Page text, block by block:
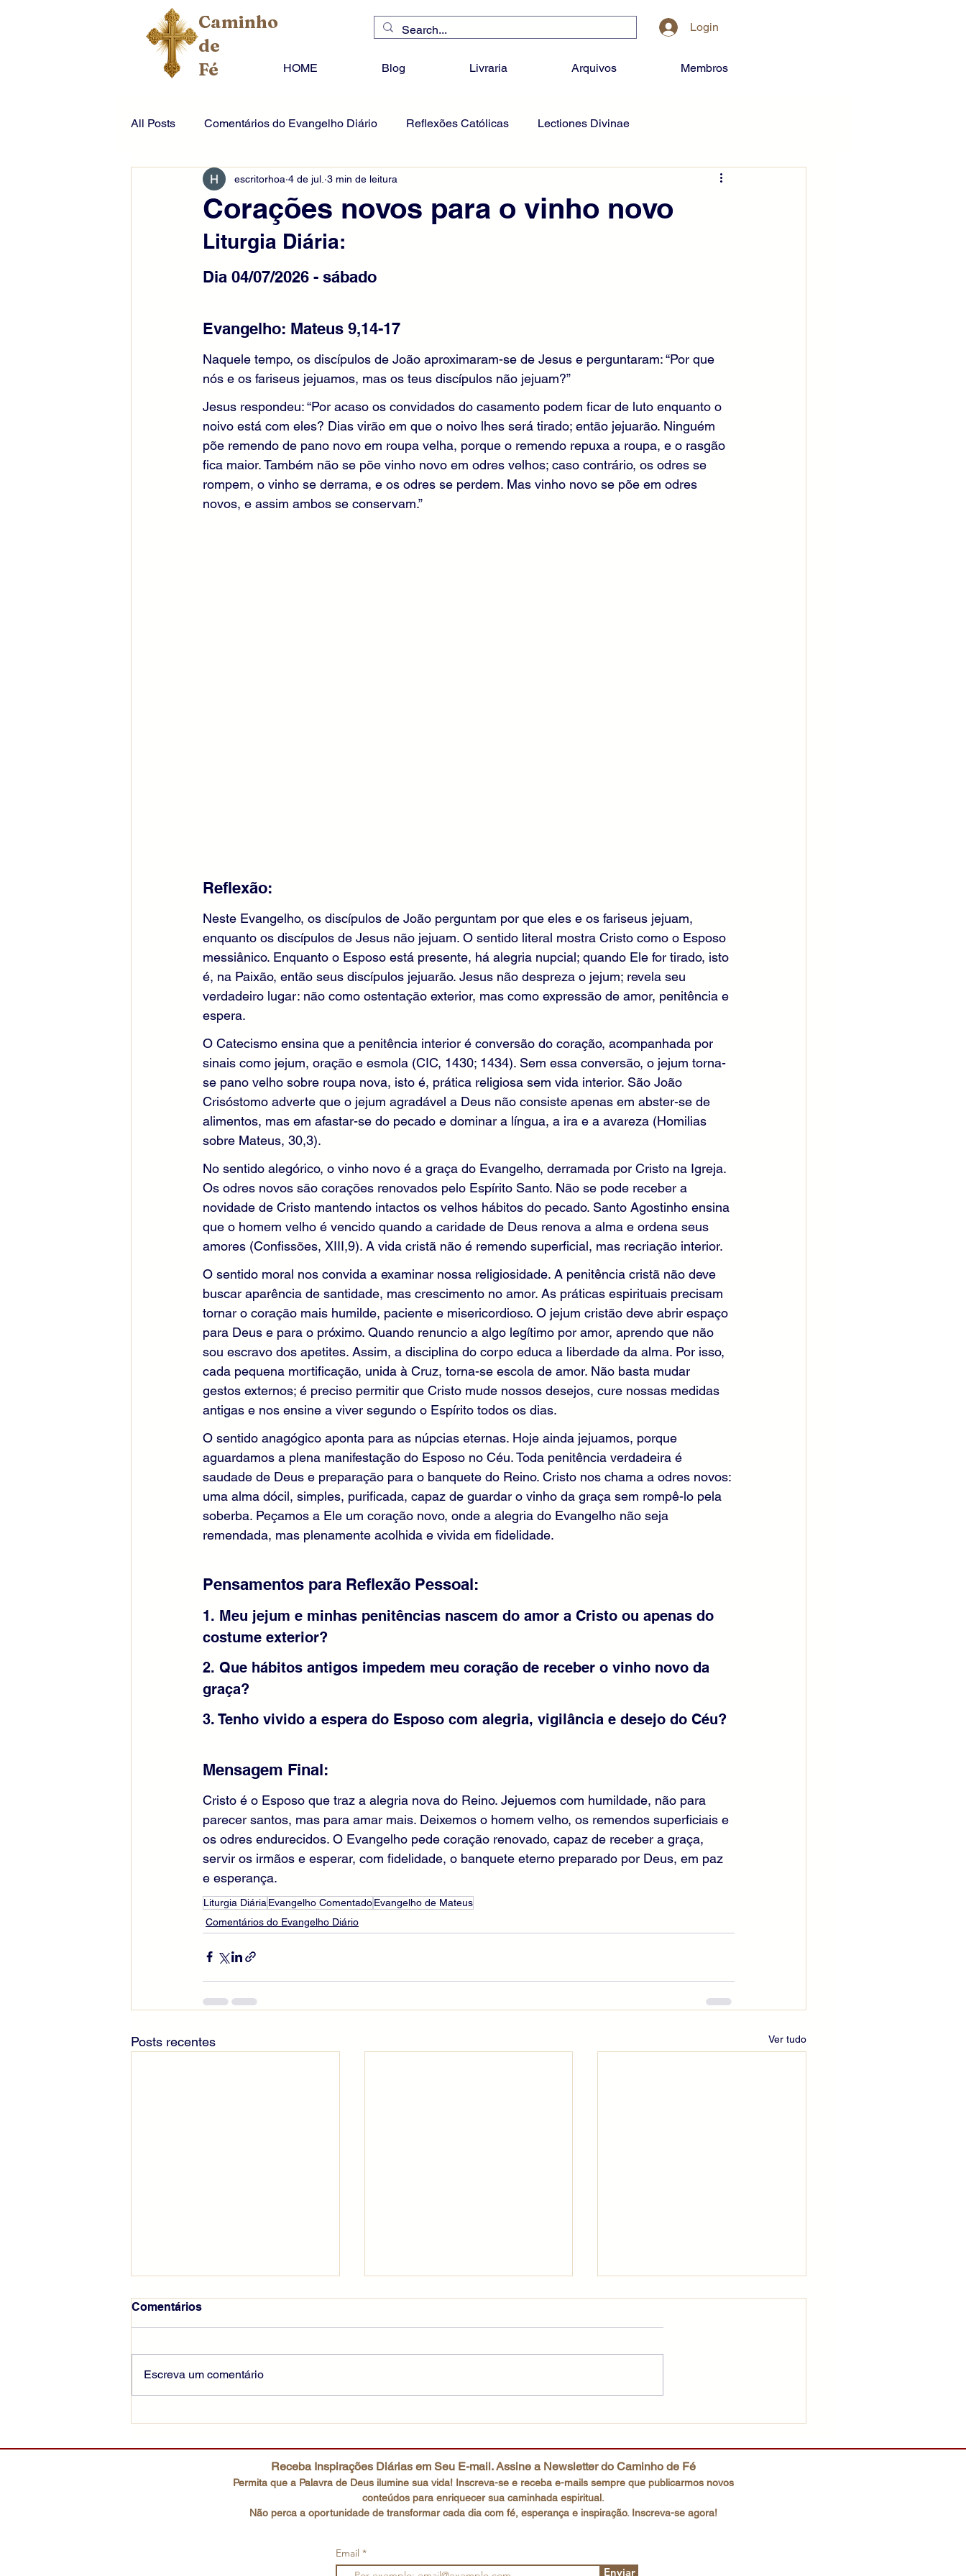
Caminho
de
Fé
Login
HOME Blog Livraria Arquivos Membros
All Posts Comentários do Evangelho Diário Reflexões Católicas Lectiones Divinae
Corações novos para o vinho novo
escritorhoa 4 de jul. 3 min de leitura
Liturgia Diária:
Dia 04/07/2026 - sábado
Evangelho: Mateus 9,14-17
Naquele tempo, os discípulos de João aproximaram-se de Jesus e perguntaram: “Por que
nós e os fariseus jejuamos, mas os teus discípulos não jejuam?”
Jesus respondeu: “Por acaso os convidados do casamento podem ficar de luto enquanto o
noivo está com eles? Dias virão em que o noivo lhes será tirado; então jejuarão. Ninguém
põe remendo de pano novo em roupa velha, porque o remendo repuxa a roupa, e o rasgão
fica maior. Também não se põe vinho novo em odres velhos; caso contrário, os odres se
rompem, o vinho se derrama, e os odres se perdem. Mas vinho novo se põe em odres
novos, e assim ambos se conservam.”
Reflexão:
Neste Evangelho, os discípulos de João perguntam por que eles e os fariseus jejuam,
enquanto os discípulos de Jesus não jejuam. O sentido literal mostra Cristo como o Esposo
messiânico. Enquanto o Esposo está presente, há alegria nupcial; quando Ele for tirado, isto
é, na Paixão, então seus discípulos jejuarão. Jesus não despreza o jejum; revela seu
verdadeiro lugar: não como ostentação exterior, mas como expressão de amor, penitência e
espera.
O Catecismo ensina que a penitência interior é conversão do coração, acompanhada por
sinais como jejum, oração e esmola (CIC, 1430; 1434). Sem essa conversão, o jejum torna-
se pano velho sobre roupa nova, isto é, prática religiosa sem vida interior. São João
Crisóstomo adverte que o jejum agradável a Deus não consiste apenas em abster-se de
alimentos, mas em afastar-se do pecado e dominar a língua, a ira e a avareza (Homilias
sobre Mateus, 30,3).
No sentido alegórico, o vinho novo é a graça do Evangelho, derramada por Cristo na Igreja.
Os odres novos são corações renovados pelo Espírito Santo. Não se pode receber a
novidade de Cristo mantendo intactos os velhos hábitos do pecado. Santo Agostinho ensina
que o homem velho é vencido quando a caridade de Deus renova a alma e ordena seus
amores (Confissões, XIII,9). A vida cristã não é remendo superficial, mas recriação interior.
O sentido moral nos convida a examinar nossa religiosidade. A penitência cristã não deve
buscar aparência de santidade, mas crescimento no amor. As práticas espirituais precisam
tornar o coração mais humilde, paciente e misericordioso. O jejum cristão deve abrir espaço
para Deus e para o próximo. Quando renuncio a algo legítimo por amor, aprendo que não
sou escravo dos apetites. Assim, a disciplina do corpo educa a liberdade da alma. Por isso,
cada pequena mortificação, unida à Cruz, torna-se escola de amor. Não basta mudar
gestos externos; é preciso permitir que Cristo mude nossos desejos, cure nossas medidas
antigas e nos ensine a viver segundo o Espírito todos os dias.
O sentido anagógico aponta para as núpcias eternas. Hoje ainda jejuamos, porque
aguardamos a plena manifestação do Esposo no Céu. Toda penitência verdadeira é
saudade de Deus e preparação para o banquete do Reino. Cristo nos chama a odres novos:
uma alma dócil, simples, purificada, capaz de guardar o vinho da graça sem rompê-lo pela
soberba. Peçamos a Ele um coração novo, onde a alegria do Evangelho não seja
remendada, mas plenamente acolhida e vivida em fidelidade.
Pensamentos para Reflexão Pessoal:
1. Meu jejum e minhas penitências nascem do amor a Cristo ou apenas do
costume exterior?
2. Que hábitos antigos impedem meu coração de receber o vinho novo da
graça?
3. Tenho vivido a espera do Esposo com alegria, vigilância e desejo do Céu?
Mensagem Final:
Cristo é o Esposo que traz a alegria nova do Reino. Jejuemos com humildade, não para
parecer santos, mas para amar mais. Deixemos o homem velho, os remendos superficiais e
os odres endurecidos. O Evangelho pede coração renovado, capaz de receber a graça,
servir os irmãos e esperar, com fidelidade, o banquete eterno preparado por Deus, em paz
e esperança.
Liturgia Diária Evangelho ComentadoEvangelho de Mateus
Comentários do Evangelho Diário
Posts recentes Ver tudo
Escutai o Filho amado
Comentários
Escreva um comentário
Receba Inspirações Diárias em Seu E-mail. Assine a Newsletter do Caminho de Fé
Permita que a Palavra de Deus ilumine sua vida! Inscreva-se e receba e-mails sempre que publicarmos novos
conteúdos para enriquecer sua caminhada espiritual.
Não perca a oportunidade de transformar cada dia com fé, esperança e inspiração. Inscreva-se agora!
Email
Enviar